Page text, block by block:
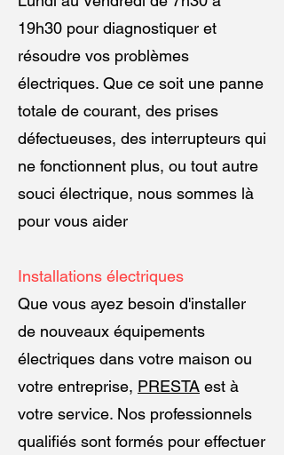
19h30 pour diagnostiquer et
résoudre vos problèmes
électriques. Que ce soit une panne
totale de courant, des prises
défectueuses, des interrupteurs qui
ne fonctionnent plus, ou tout autre
souci électrique, nous sommes là
pour vous aider
Installations électriques
Que vous ayez besoin d'installer
de nouveaux équipements
électriques dans votre maison ou
votre entreprise, PRESTA est à
votre service. Nos professionnels
qualifiés sont formés pour effectuer